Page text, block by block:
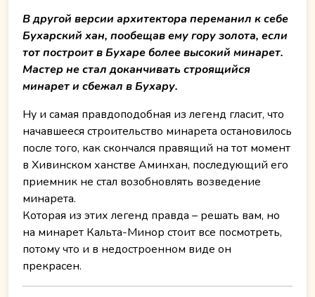
В другой версии архитектора переманил к себе
Бухарский хан, пообещав ему гору золота, если
тот построит в Бухаре более высокий минарет.
Мастер не стал доканчивать строящийся
минарет и сбежал в Бухару.
Ну и самая правдоподобная из легенд гласит, что
начавшееся строительство минарета остановилось
после того, как скончался правящий на тот момент
в Хивинском ханстве Аминхан, последующий его
приемник не стал возобновлять возведение
минарета.
Которая из этих легенд правда – решать вам, но
на минарет Кальта-Минор стоит все посмотреть,
потому что и в недостроенном виде он
прекрасен.